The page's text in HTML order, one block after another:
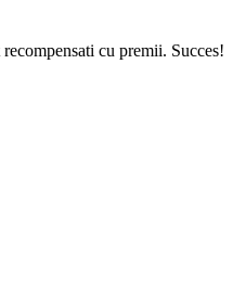
cu premii. Succes!